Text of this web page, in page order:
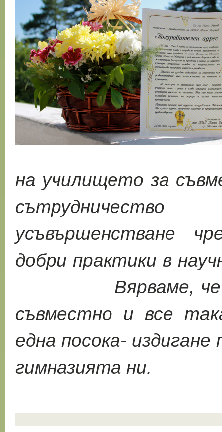
на училището за
усъвършенстване
добри практики в
Вярваме, че ще
съвместно и все
една посока-
гимназията ни.